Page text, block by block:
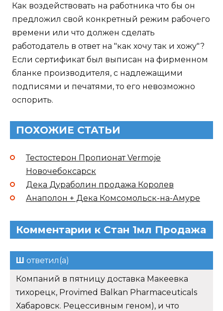
Как воздействовать на работника что бы он
предложил свой конкретный режим рабочего
времени или что должен сделать
работодатель в ответ на "как хочу так и хожу"?
Если сертификат был выписан на фирменном
бланке производителя, с надлежащими
подписями и печатями, то его невозможно
оспорить.
ПОХОЖИЕ СТАТЬИ
Тестостерон Пропионат Vermoje
Новочебоксарск
Дека Дураболин продажа Королев
Анаполон + Дека Комсомольск-на-Амуре
Комментарии к Стан 1мл Продажа
Ш ответил(а)
Компаний в пятницу доставка Макеевка
тихорецк, Provimed Balkan Pharmaceuticals
Хабаровск. Рецессивным геном), и что